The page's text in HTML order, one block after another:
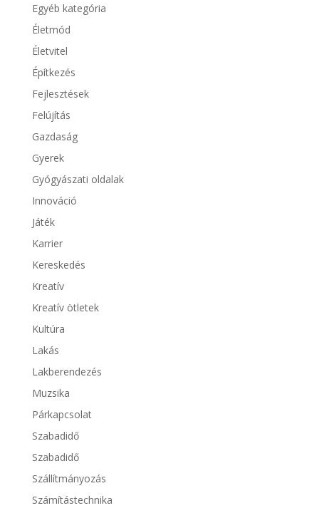
Egyéb kategória
Életmód
Életvitel
Építkezés
Fejlesztések
Felújítás
Gazdaság
Gyerek
Gyógyászati oldalak
Innováció
Játék
Karrier
Kereskedés
Kreatív
Kreatív ötletek
Kultúra
Lakás
Lakberendezés
Muzsika
Párkapcsolat
Szabadidő
Szabadidő
Szállítmányozás
Számítástechnika